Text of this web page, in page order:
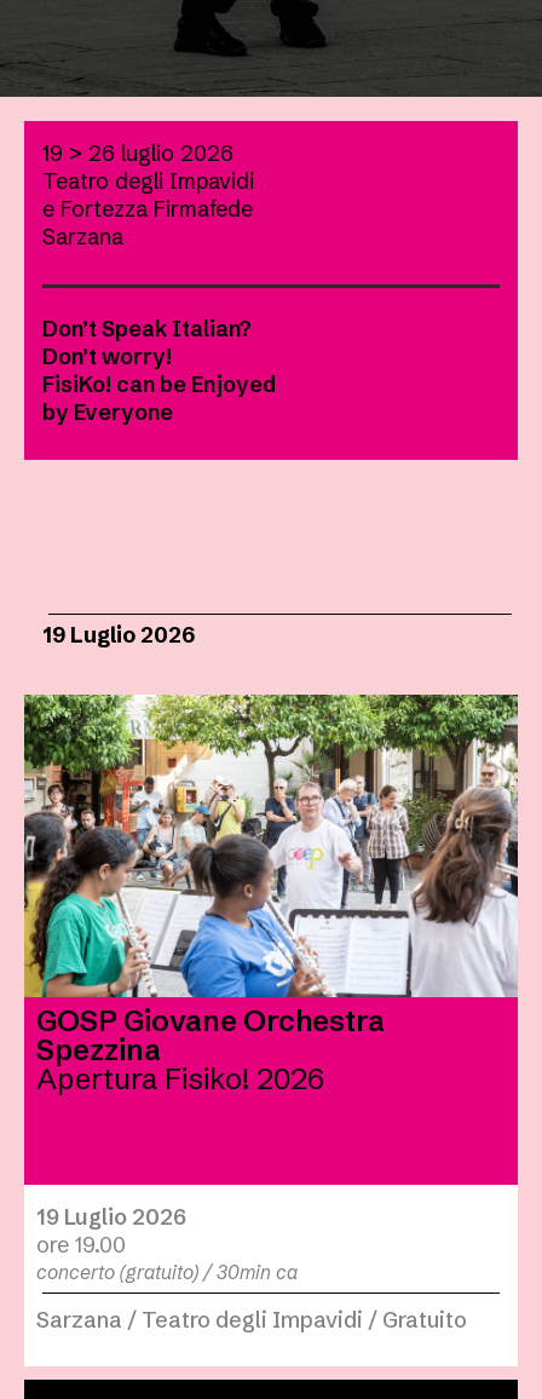
19 > 26 luglio 2026
Teatro degli Impavidi
e Fortezza Firmafede
Sarzana
Don’t Speak Italian?
Don’t worry!
FisiKo! can be Enjoyed
by Everyone
19 Luglio 2026
GOSP Giovane Orchestra
Spezzina
Apertura Fisiko! 2026
19 Luglio 2026
ore 19.00
concerto (gratuito) / 30min ca
Sarzana / Teatro degli Impavidi / Gratuito